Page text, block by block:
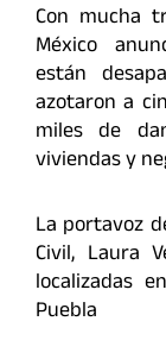
Con mucha
México
están
azotaron a
miles de
viviendas y
La portavoz
Civil, Laura
localizadas
Puebla